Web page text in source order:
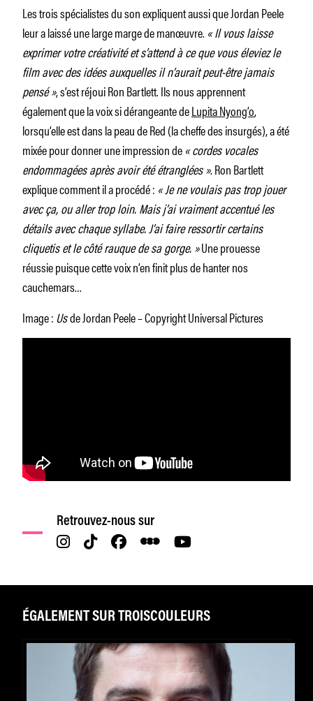
Les trois spécialistes du son expliquent aussi que Jordan Peele
leur a laissé une large marge de manœuvre. « Il vous laisse
exprimer votre créativité et s’attend à ce que vous éleviez le
film avec des idées auxquelles il n’aurait peut-être jamais
pensé », s’est réjoui Ron Bartlett. Ils nous apprennent
également que la voix si dérangeante deLupita Nyong’o,
lorsqu’elle est dans la peau de Red (la cheffe des insurgés), a été
mixée pour donner une impression de« cordes vocales
endommagées après avoir été étranglées ». Ron Bartlett
explique comment il a procédé : « Je ne voulais pas trop jouer
avec ça, ou aller trop loin. Mais j’ai vraiment accentué les
détails avec chaque syllabe. J’ai faire ressortir certains
cliquetis et le côté rauque de sa gorge. »Une prouesse
réussie puisque cette voix n’en finit plus de hanter nos
cauchemars…
Image :Usde Jordan Peele – Copyright Universal Pictures
Retrouvez-nous sur
ÉGALEMENT SUR TROISCOULEURS